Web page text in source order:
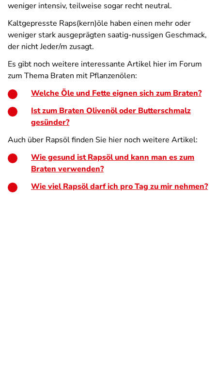
weniger intensiv, teilweise sogar recht neutral.
Kaltgepresste Raps(kern)öle haben einen mehr oder
weniger stark ausgeprägten saatig-nussigen Geschmack,
der nicht Jeder/m zusagt.
Es gibt noch weitere interessante Artikel hier im Forum
zum Thema Braten mit Pflanzenölen:
Welche Öle und Fette eignen sich zum Braten?
Ist zum Braten Olivenöl oder Butterschmalz
gesünder?
Auch über Rapsöl finden Sie hier noch weitere Artikel:
Wie gesund ist Rapsöl und kann man es zum
Braten verwenden?
Wie viel Rapsöl darf ich pro Tag zu mir nehmen?